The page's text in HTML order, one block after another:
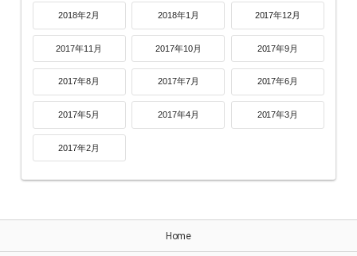
2018年2月 2018年1月 2017年12月
2017年11月 2017年10月 2017年9月
2017年8月 2017年7月 2017年6月
2017年5月 2017年4月 2017年3月
2017年2月
Home